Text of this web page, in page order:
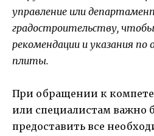
управление или
градостроительству,
рекомендации и указания
плиты.
При обращении к
или специалистам важно
предоставить все